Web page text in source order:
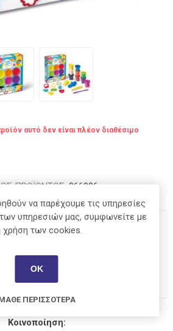
αυτό δεν είναι πλέον διαθέσιμο
ΠΡΟΪΟΝΤΟΣ: 066996
€11,30
ΑΓΟΡΆ
Κοινοποίηση:
να παρέχουμε τις υπηρεσίες
υπηρεσιών μας, συμφωνείτε με
χρήση των cookies.
ΟΚ
ΠΕΡΙΣΣΌΤΕΡΑ